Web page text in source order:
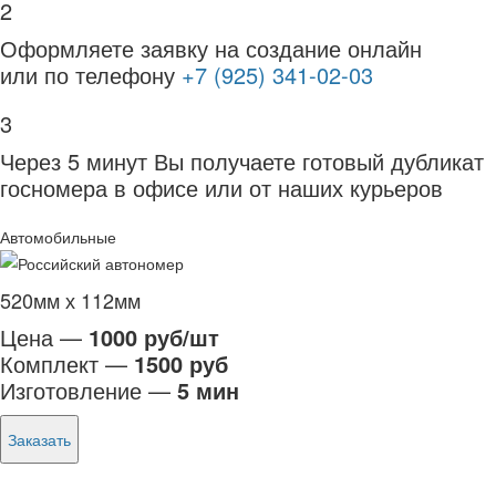
2
Оформляете заявку на создание онлайн
или по телефону +7 (925) 341-02-03
3
Через 5 минут Вы получаете готовый дубликат
госномера в офисе или от наших курьеров
Автомобильные
520мм х 112мм
Цена — 1000 руб/шт
Комплект — 1500 руб
Изготовление — 5 мин
Заказать